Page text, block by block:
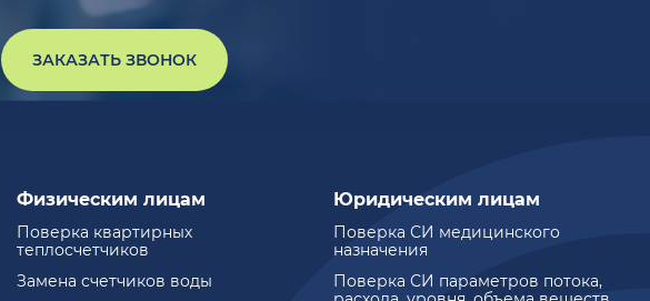
ЗАКАЗАТЬ ЗВОНОК
Физическим лицам
Поверка квартирных
теплосчетчиков
Замена счетчиков воды
Юридическим лицам
Поверка СИ медицинского
назначения
Поверка СИ параметров потока,